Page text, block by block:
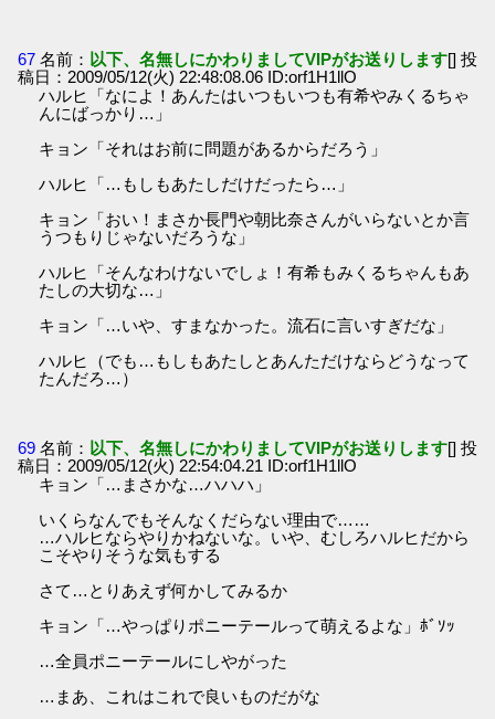
67 名前： 以下、名無しにかわりましてVIPがお送りします[] 投
稿日：2009/05/12(火) 22:48:08.06 ID:orf1H1llO
ハルヒ「なによ！あんたはいつもいつも有希やみくるちゃ
んにばっかり…」
キョン「それはお前に問題があるからだろう」
ハルヒ「…もしもあたしだけだったら…」
キョン「おい！まさか長門や朝比奈さんがいらないとか言
うつもりじゃないだろうな」
ハルヒ「そんなわけないでしょ！有希もみくるちゃんもあ
たしの大切な…」
キョン「…いや、すまなかった。流石に言いすぎだな」
ハルヒ（でも…もしもあたしとあんただけならどうなって
たんだろ…）
69 名前： 以下、名無しにかわりましてVIPがお送りします[] 投
稿日：2009/05/12(火) 22:54:04.21 ID:orf1H1llO
キョン「…まさかな…ハハハ」
いくらなんでもそんなくだらない理由で……
…ハルヒならやりかねないな。いや、むしろハルヒだから
こそやりそうな気もする
さて…とりあえず何かしてみるか
キョン「…やっぱりポニーテールって萌えるよな」ﾎﾞｿｯ
…全員ポニーテールにしやがった
…まあ、これはこれで良いものだがな